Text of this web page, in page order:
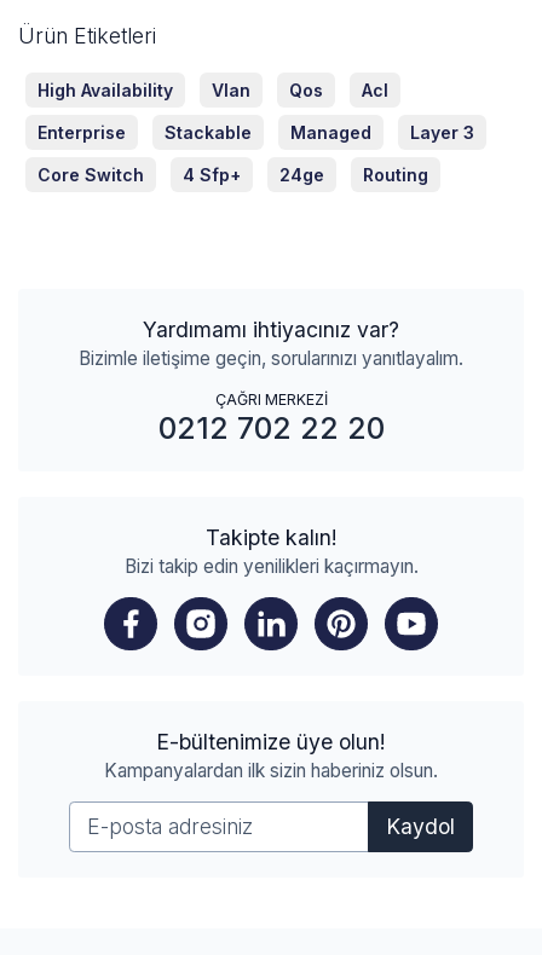
Ürün Etiketleri
High Availability Vlan Qos Acl
Enterprise Stackable Managed Layer 3
Core Switch 4 Sfp+ 24ge Routing
Yardımamı ihtiyacınız var?
Bizimle iletişime geçin, sorularınızı yanıtlayalım.
ÇAĞRI MERKEZİ
0212 702 22 20
Takipte kalın!
Bizi takip edin yenilikleri kaçırmayın.
E-bültenimize üye olun!
Kampanyalardan ilk sizin haberiniz olsun.
Kaydol